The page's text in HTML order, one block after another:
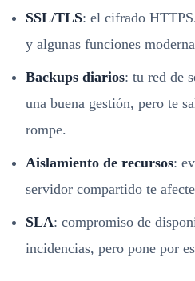
SSL/TLS: el cifrado
y algunas funciones
Backups diarios: tu red de
una buena gestión, pero te
rompe.
Aislamiento de recursos:
servidor compartido te
SLA: compromiso de
incidencias, pero pone por